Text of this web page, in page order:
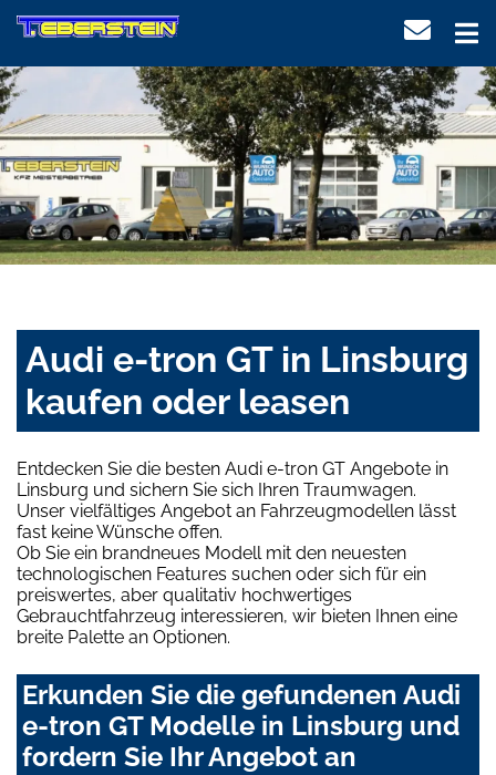
Audi e-tron GT in Linsburg
kaufen oder leasen
Entdecken Sie die besten Audi e-tron GT Angebote in
Linsburg und sichern Sie sich Ihren Traumwagen.
Unser vielfältiges Angebot an Fahrzeugmodellen lässt
fast keine Wünsche offen.
Ob Sie ein brandneues Modell mit den neuesten
technologischen Features suchen oder sich für ein
preiswertes, aber qualitativ hochwertiges
Gebrauchtfahrzeug interessieren, wir bieten Ihnen eine
breite Palette an Optionen.
Erkunden Sie die gefundenen Audi
e-tron GT Modelle in Linsburg und
fordern Sie Ihr Angebot an